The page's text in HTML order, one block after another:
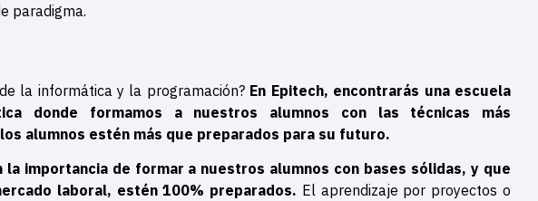
paradigma.
la informática y la programación?En Epitech, encontrarás una escuela
donde formamos a nuestros alumnos con las técnicas más
alumnos estén más que preparados para su futuro.
la importancia de formar a nuestros alumnos con bases sólidas, y que
laboral, estén 100% preparados. El aprendizaje por proyectos o